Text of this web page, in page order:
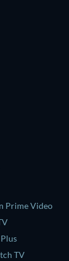
Prime Video
TV